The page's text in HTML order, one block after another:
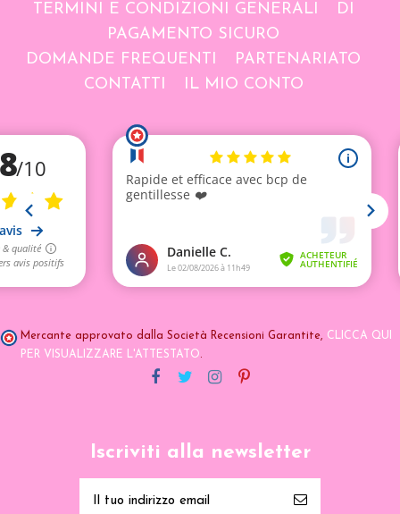
TERMINI E CONDIZIONI GENERALI
DI
PAGAMENTO SICURO
DOMANDE FREQUENTI
PARTENARIATO
CONTATTI
IL MIO CONTO
Mercante approvato dalla Società Recensioni Garantite, CLICCA QUI
PER VISUALIZZARE L'ATTESTATO.
Iscriviti alla newsletter